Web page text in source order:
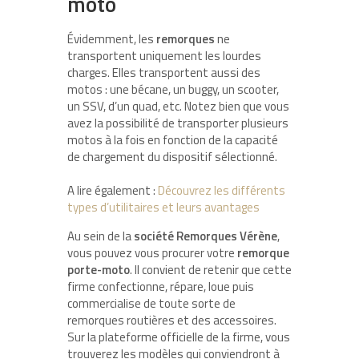
Évidemment, les remorquesne
transportent uniquement les lourdes
charges. Elles transportent aussi des
motos : une bécane, un buggy, un scooter,
un SSV, d’un quad, etc. Notez bien que vous
avez la possibilité de transporter plusieurs
motos à la fois en fonction de la capacité
de chargement du dispositif sélectionné.
A lire également : Découvrez les différents
types d’utilitaires et leurs avantages
Au sein de lasociétéRemorques Vérène,
vous pouvez vous procurer votre remorque
porte-moto. Il convient de retenir que cette
firme confectionne, répare, loue puis
commercialise de toute sorte de
remorques routières et des accessoires.
Sur la plateforme officielle de la firme, vous
trouverez les modèles qui conviendront à